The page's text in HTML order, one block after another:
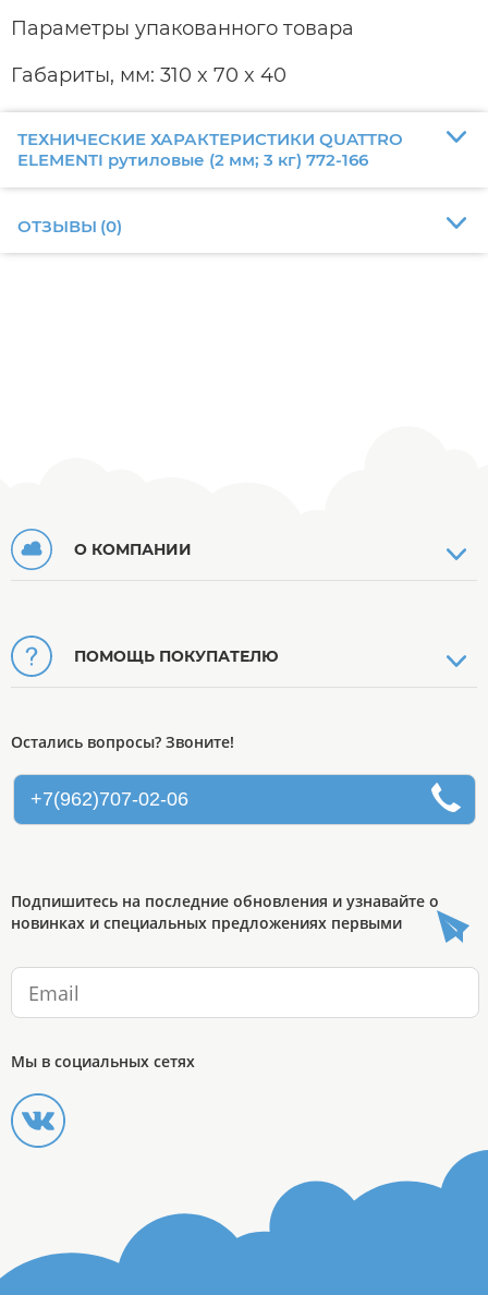
Параметры упакованного товара
Габариты, мм: 310 x 70 x 40
ТЕХНИЧЕСКИЕ ХАРАКТЕРИСТИКИ QUATTRO
ELEMENTI рутиловые (2 мм; 3 кг) 772-166
ОТЗЫВЫ (0)
О КОМПАНИИ
ПОМОЩЬ ПОКУПАТЕЛЮ
Остались вопросы? Звоните!
+7(962)707-02-06
Подпишитесь на последние обновления и узнавайте о
новинках и специальных предложениях первыми
Мы в социальных сетях